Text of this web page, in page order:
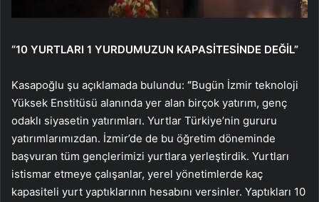
“10 YURTLARI 1 YURDUMUZUN KAPASİTESİNDE DEĞİL”
Kasapoğlu şu açıklamada bulundu: “Bugün İzmir teknoloji
Yüksek Enstitüsü alanında yer alan birçok yatırım, genç
odaklı siyasetin yatırımları. Yurtlar Türkiye’nin gururu
yatırımlarımızdan. İzmir’de de bu öğretim döneminde
başvuran tüm gençlerimizi yurtlara yerleştirdik. Yurtları
istismar etmeye çalışanlar, yerel yönetimlerde kaç
kapasiteli yurt yaptıklarının hesabını versinler. Yaptıkları 10